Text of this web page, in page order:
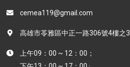
cemea119@gmail.com
高雄市苓雅區中正一路306號4樓之3
上午09：00 ~ 12：00；